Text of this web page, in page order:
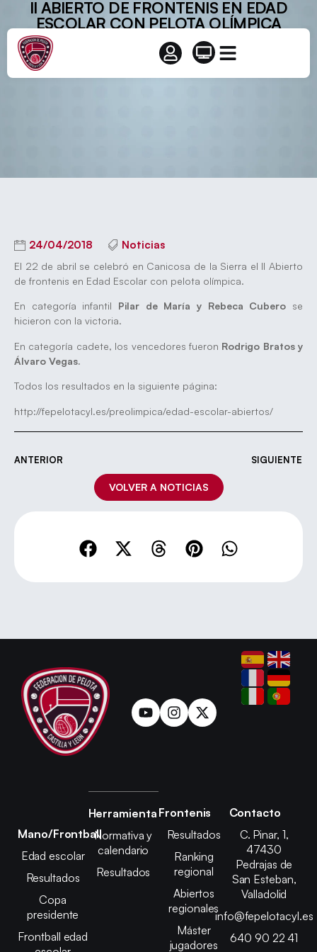
II ABIERTO DE FRONTENIS EN EDAD
ESCOLAR CON PELOTA OLÍMPICA
24/04/2018 Noticias
El 22 de abril se celebró en Canicosa de la Sierra el II Abierto
de frontenis en Edad Escolar con pelota olímpica.
En categoría infantil Pilar de María y Rebeca Cubero se
hicieron con la victoria.
En categoría cadete, los vencedores fueron Rodrigo Bratos y
Álvaro Vegas.
Todos los resultados en la siguiente página:
http://fepelotacyl.es/preolimpica/edad-escolar-abiertos/
ANTERIOR SIGUIENTE
VOLVER A NOTICIAS
Mano/Frontball
Edad escolar
Resultados
Copa
presidente
Frontball edad
Herramienta
Normativa y
calendario
Resultados
Frontenis
Resultados
Ranking
regional
Abiertos
regionales
Máster
jugadores
Contacto
C. Pinar, 1,
47430
Pedrajas de
San Esteban,
Valladolid
info@fepelotacyl.es
640 90 22 41